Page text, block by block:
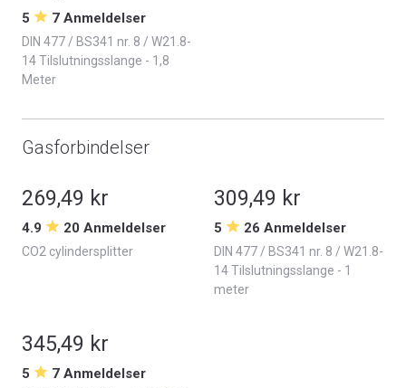
5 7 Anmeldelser
DIN 477 / BS341 nr. 8 / W21.8-
14 Tilslutningsslange - 1,8
Meter
Gasforbindelser
269,49 kr
4.9 20 Anmeldelser
CO2 cylindersplitter
309,49 kr
5 26 Anmeldelser
DIN 477 / BS341 nr. 8 / W21.8-
14 Tilslutningsslange - 1
meter
345,49 kr
5 7 Anmeldelser